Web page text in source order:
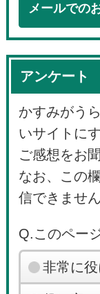
メールでの
アンケート
かすみがう
いサイトに
ご感想をお
なお、この
信できませ
Q.このペー
非常に